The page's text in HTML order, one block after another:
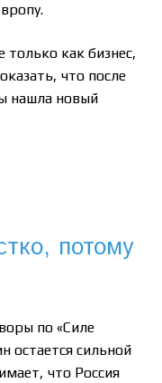
только как бизнес,
что после
нашла новый
потому
по «Силе
остается сильной
что Россия